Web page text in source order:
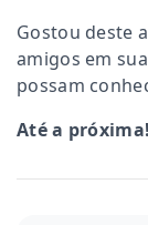
Gostou deste
amigos em
possam
Até a próxima!